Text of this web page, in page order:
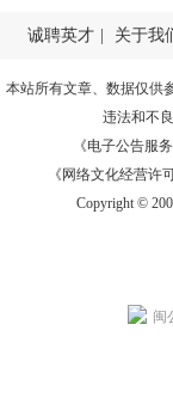
诚聘英才 关于我
本站所有文章、数据仅供
违法和不
《电子公告服务
《网络文化经营许
Copyright ©
闽